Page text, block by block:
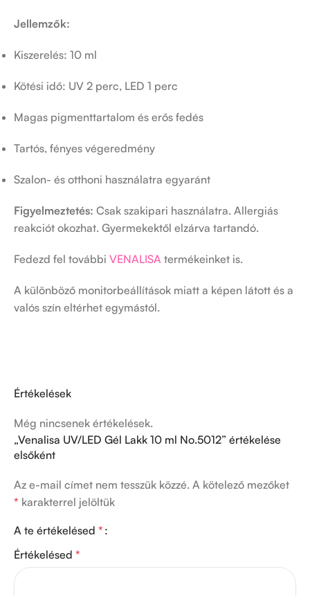
Jellemzők:
Kiszerelés: 10 ml
Kötési idő: UV 2 perc, LED 1 perc
Magas pigmenttartalom és erős fedés
Tartós, fényes végeredmény
Szalon- és otthoni használatra egyaránt
Figyelmeztetés: Csak szakipari használatra. Allergiás
reakciót okozhat. Gyermekektől elzárva tartandó.
Fedezd fel további VENALISA termékeinket is.
A különböző monitorbeállítások miatt a képen látott és a
valós szín eltérhet egymástól.
Értékelések
Még nincsenek értékelések.
„Venalisa UV/LED Gél Lakk 10 ml No.5012” értékelése
elsőként
Az e-mail címet nem tesszük közzé. A kötelező mezőket
* karakterrel jelöltük
A te értékelésed *
Értékelésed *